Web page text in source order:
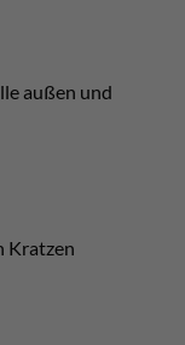
außen und
Kratzen